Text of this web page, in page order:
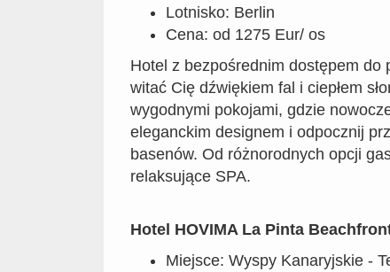
Lotnisko: Berlin
Cena: od 1275 Eur/ os
Hotel z bezpośrednim dostępem do
witać Cię dźwiękiem fal i ciepłem
wygodnymi pokojami, gdzie
eleganckim designem i odpocznij
basenów. Od różnorodnych opcji
relaksujące SPA.
Hotel HOVIMA La Pinta
Miejsce: Wyspy Kanaryjskie -